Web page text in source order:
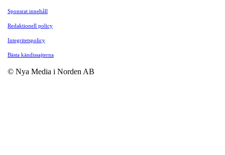
Sponsrat innehåll
Redaktionell policy
Integritetspolicy
Bästa kändissajterna
© Nya Media i Norden AB